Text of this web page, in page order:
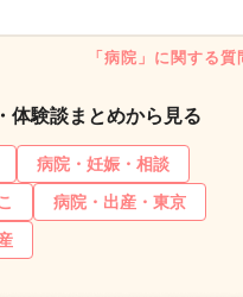
「病院」に関する
体験談まとめから見る
病院・妊娠・相談
病院・出産・東京